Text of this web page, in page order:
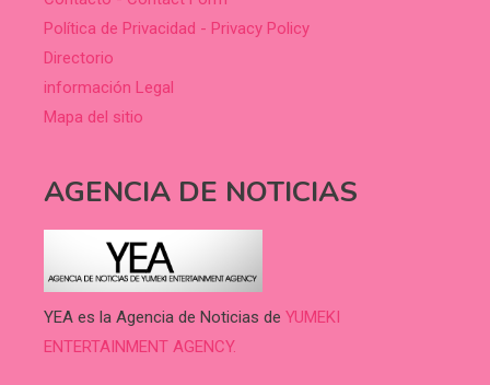
Política de Privacidad - Privacy Policy
Directorio
información Legal
Mapa del sitio
AGENCIA DE NOTICIAS
YEA es la Agencia de Noticias de YUMEKI
ENTERTAINMENT AGENCY.